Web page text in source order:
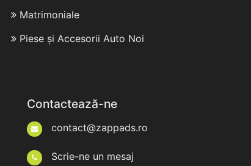
Matrimoniale
Piese și Accesorii Auto Noi
Contactează-ne
contact@zappads.ro
Scrie-ne un mesaj